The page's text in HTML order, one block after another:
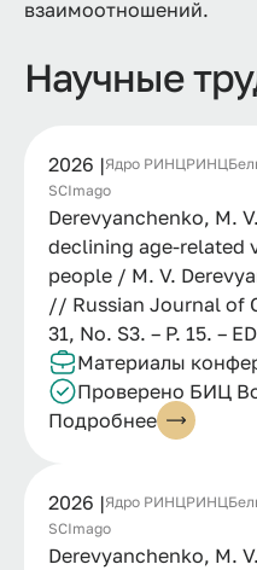
взаимоотношений.
Научные
2026 |Ядро РИНЦРИНЦ
SCImago
Derevyanchenko, M.
declining age-related
people / M. V.
// Russian Journal of
31, No. S3. – P. 15. –
Материалы
Проверено БИЦ
Подробнее
2026 |Ядро РИНЦРИНЦ
SCImago
Derevyanchenko, M.